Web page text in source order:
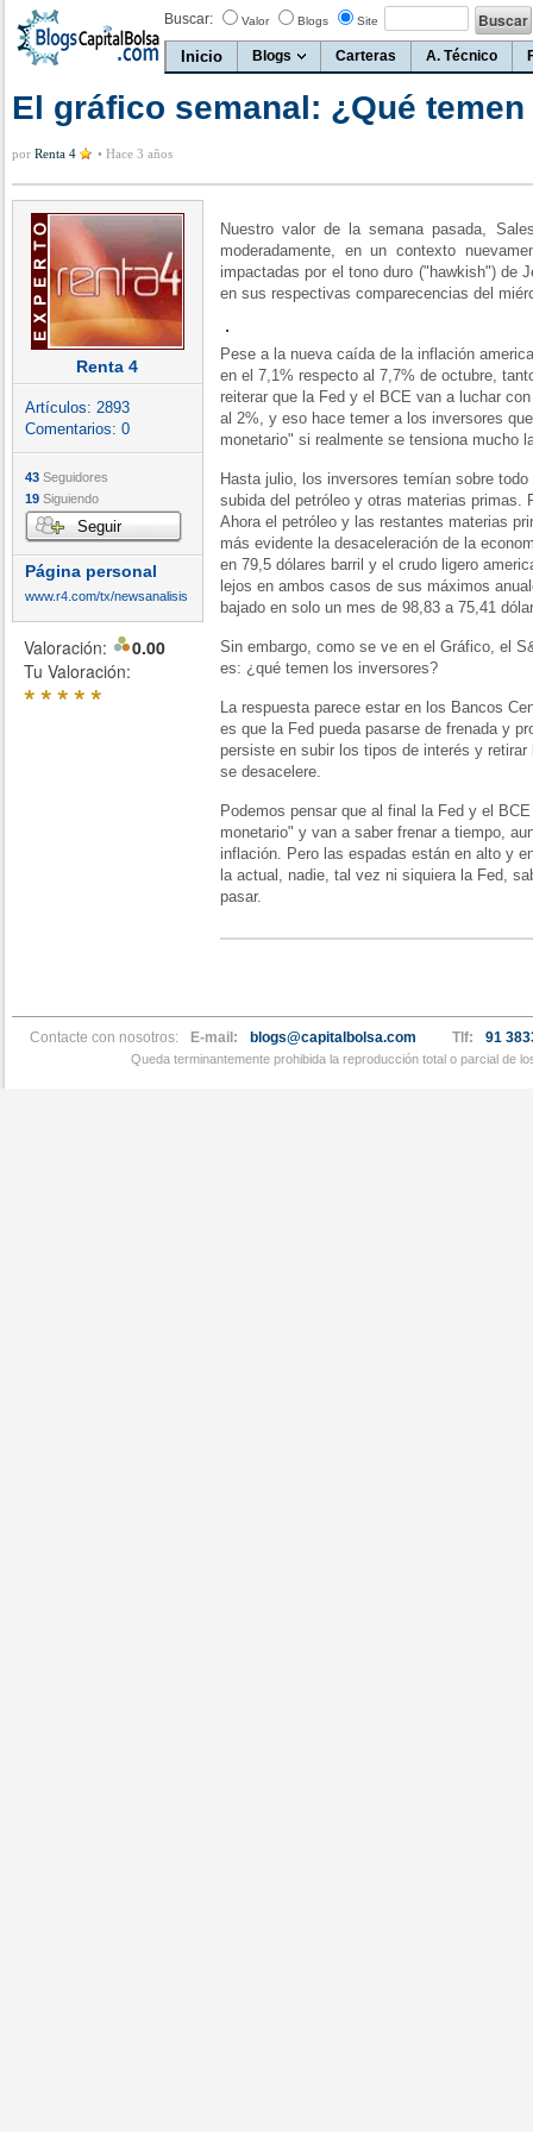
Buscar: Valor Blogs Site
Inicio Blogs Carteras A. Técnico
El gráfico semanal: ¿Qué
por Renta 4 • Hace 3 años
Renta 4
Artículos: 2893
Comentarios: 0
43 Seguidores
19 Siguiendo
Seguir
Página personal
www.r4.com/tx/newsanalisis
Valoración:
0.00
Tu Valoración:
*****
Nuestro valor de la semana pasada,
moderadamente, en un contexto
impactadas por el tono duro ("hawkish") de
en sus respectivas comparecencias del
Pese a la nueva caída de la inflación
en el 7,1% respecto al 7,7% de octubre,
reiterar que la Fed y el BCE van a luchar
al 2%, y eso hace temer a los inversores
monetario" si realmente se tensiona mucho
Hasta julio, los inversores temían sobre
subida del petróleo y otras materias primas.
Ahora el petróleo y las restantes materias
más evidente la desaceleración de la
en 79,5 dólares barril y el crudo ligero
lejos en ambos casos de sus máximos
bajado en solo un mes de 98,83 a 75,41
Sin embargo, como se ve en el Gráfico, el
es: ¿qué temen los inversores?
La respuesta parece estar en los Bancos
es que la Fed pueda pasarse de frenada y
persiste en subir los tipos de interés y
se desacelere.
Podemos pensar que al final la Fed y el
monetario" y van a saber frenar a tiempo,
inflación. Pero las espadas están en alto y
la actual, nadie, tal vez ni siquiera la Fed,
pasar.
Contacte con nosotros: E-mail: blogs@capitalbolsa.com Tlf: 91
Queda terminantemente prohibida la reproducción total o parcial de